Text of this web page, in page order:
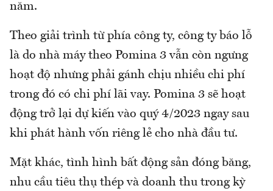
năm.
Theo giải trình từ phía công ty, công ty báo lỗ
là do nhà máy theo Pomina 3 vẫn còn ngưng
hoạt độ nhưng phải gánh chịu nhiều chi phí
trong đó có chi phí lãi vay. Pomina 3 sẽ hoạt
động trở lại dự kiến vào quý 4/2023 ngay sau
khi phát hành vốn riêng lẻ cho nhà đầu tư.
Mặt khác, tình hình bất động sản đóng băng,
nhu cầu tiêu thụ thép và doanh thu trong kỳ